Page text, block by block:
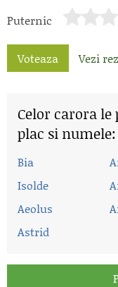
Puternic
Voteaza Vezi
Celor carora
plac si numele:
Bia
Isolde
Aeolus
Astrid